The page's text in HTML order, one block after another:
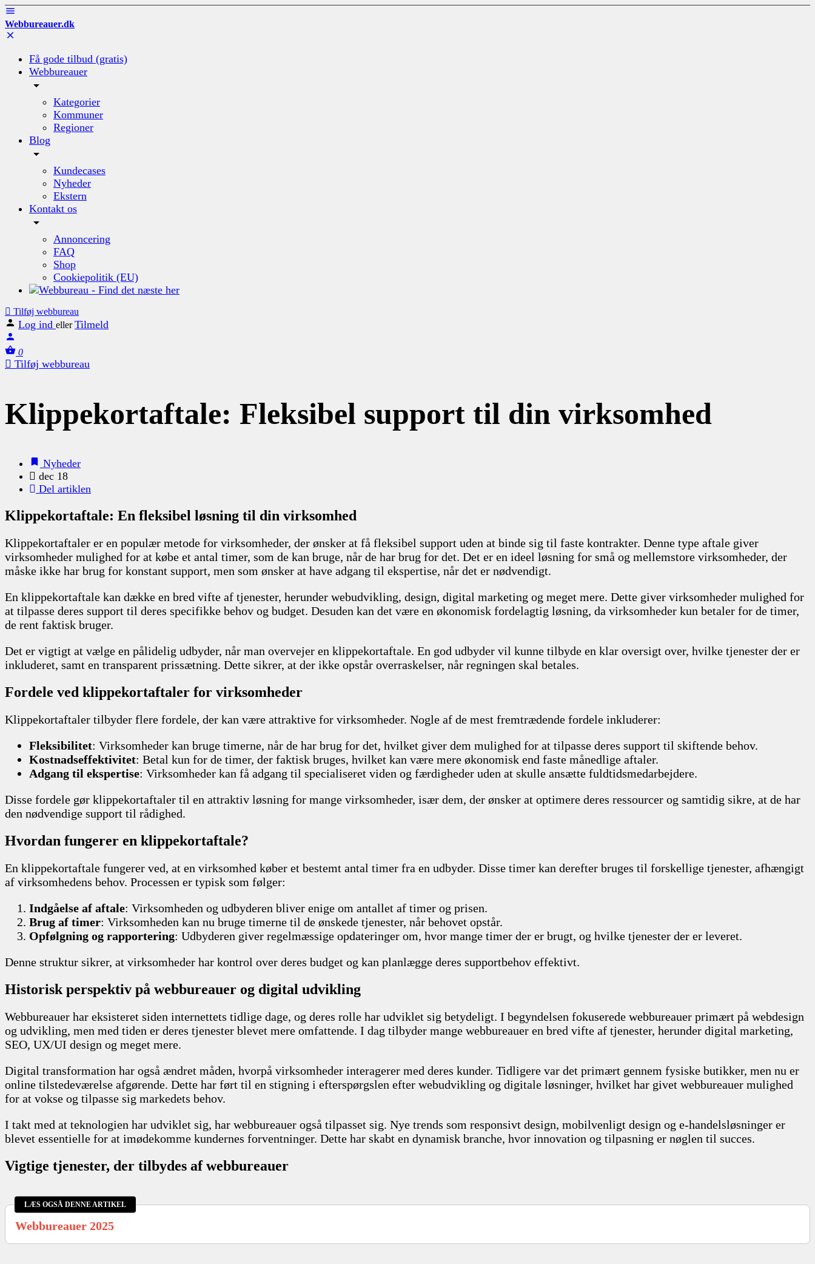
Webbureauer.dk
Få gode tilbud (gratis)
Webbureauer
Kategorier
Kommuner
Regioner
Blog
Kundecases
Nyheder
Ekstern
Kontakt os
Annoncering
FAQ
Shop
Cookiepolitik (EU)
Tilføj webbureau
Log ind eller Tilmeld
0
Tilføj webbureau
Klippekortaftale: Fleksibel support til din virksomhed
Nyheder
dec 18
Del artiklen
Klippekortaftale: En fleksibel løsning til din virksomhed
Klippekortaftaler er en populær metode for virksomheder, der ønsker at få fleksibel support uden at binde sig til faste kontrakter. Denne type aftale giver
virksomheder mulighed for at købe et antal timer, som de kan bruge, når de har brug for det. Det er en ideel løsning for små og mellemstore virksomheder, der
måske ikke har brug for konstant support, men som ønsker at have adgang til ekspertise, når det er nødvendigt.
En klippekortaftale kan dække en bred vifte af tjenester, herunder webudvikling, design, digital marketing og meget mere. Dette giver virksomheder mulighed for
at tilpasse deres support til deres specifikke behov og budget. Desuden kan det være en økonomisk fordelagtig løsning, da virksomheder kun betaler for de timer,
de rent faktisk bruger.
Det er vigtigt at vælge en pålidelig udbyder, når man overvejer en klippekortaftale. En god udbyder vil kunne tilbyde en klar oversigt over, hvilke tjenester der er
inkluderet, samt en transparent prissætning. Dette sikrer, at der ikke opstår overraskelser, når regningen skal betales.
Fordele ved klippekortaftaler for virksomheder
Klippekortaftaler tilbyder flere fordele, der kan være attraktive for virksomheder. Nogle af de mest fremtrædende fordele inkluderer:
Fleksibilitet: Virksomheder kan bruge timerne, når de har brug for det, hvilket giver dem mulighed for at tilpasse deres support til skiftende behov.
Kostnadseffektivitet: Betal kun for de timer, der faktisk bruges, hvilket kan være mere økonomisk end faste månedlige aftaler.
Adgang til ekspertise: Virksomheder kan få adgang til specialiseret viden og færdigheder uden at skulle ansætte fuldtidsmedarbejdere.
Disse fordele gør klippekortaftaler til en attraktiv løsning for mange virksomheder, især dem, der ønsker at optimere deres ressourcer og samtidig sikre, at de har
den nødvendige support til rådighed.
Hvordan fungerer en klippekortaftale?
En klippekortaftale fungerer ved, at en virksomhed køber et bestemt antal timer fra en udbyder. Disse timer kan derefter bruges til forskellige tjenester, afhængigt
af virksomhedens behov. Processen er typisk som følger:
Indgåelse af aftale: Virksomheden og udbyderen bliver enige om antallet af timer og prisen.
Brug af timer: Virksomheden kan nu bruge timerne til de ønskede tjenester, når behovet opstår.
Opfølgning og rapportering: Udbyderen giver regelmæssige opdateringer om, hvor mange timer der er brugt, og hvilke tjenester der er leveret.
Denne struktur sikrer, at virksomheder har kontrol over deres budget og kan planlægge deres supportbehov effektivt.
Historisk perspektiv på webbureauer og digital udvikling
Webbureauer har eksisteret siden internettets tidlige dage, og deres rolle har udviklet sig betydeligt. I begyndelsen fokuserede webbureauer primært på webdesign
og udvikling, men med tiden er deres tjenester blevet mere omfattende. I dag tilbyder mange webbureauer en bred vifte af tjenester, herunder digital marketing,
SEO, UX/UI design og meget mere.
Digital transformation har også ændret måden, hvorpå virksomheder interagerer med deres kunder. Tidligere var det primært gennem fysiske butikker, men nu er
online tilstedeværelse afgørende. Dette har ført til en stigning i efterspørgslen efter webudvikling og digitale løsninger, hvilket har givet webbureauer mulighed
for at vokse og tilpasse sig markedets behov.
I takt med at teknologien har udviklet sig, har webbureauer også tilpasset sig. Nye trends som responsivt design, mobilvenligt design og e-handelsløsninger er
blevet essentielle for at imødekomme kundernes forventninger. Dette har skabt en dynamisk branche, hvor innovation og tilpasning er nøglen til succes.
Vigtige tjenester, der tilbydes af webbureauer
LÆS OGSÅ DENNE ARTIKEL
Webbureauer 2025